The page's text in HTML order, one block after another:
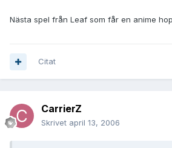
Nästa spel från Leaf som får en anime
Citat
CarrierZ
Skrivet april 13, 2006